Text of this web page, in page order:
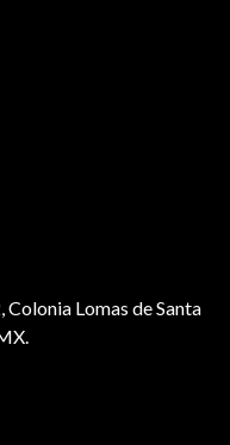
Lomas de Santa